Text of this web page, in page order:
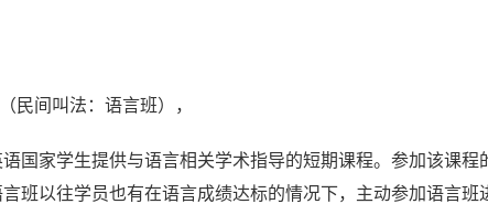
民间叫法：语言班），
国家学生提供与语言相关学术指导的短期课程。参加该课程
班以往学员也有在语言成绩达标的情况下，主动参加语言班